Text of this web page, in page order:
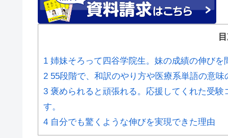
1 姉妹そろって四谷学院生。妹の成績の伸びを
2 55段階で、和訳のやり方や医療系単語の意味
3 褒められると頑張れる。応援してくれた受
す。
4 自分でも驚くような伸びを実現できた理由